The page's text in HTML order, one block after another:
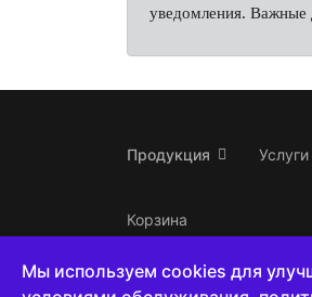
уведомления. Важные
Продукция Услуги
Корзина
Мы используем cookies для